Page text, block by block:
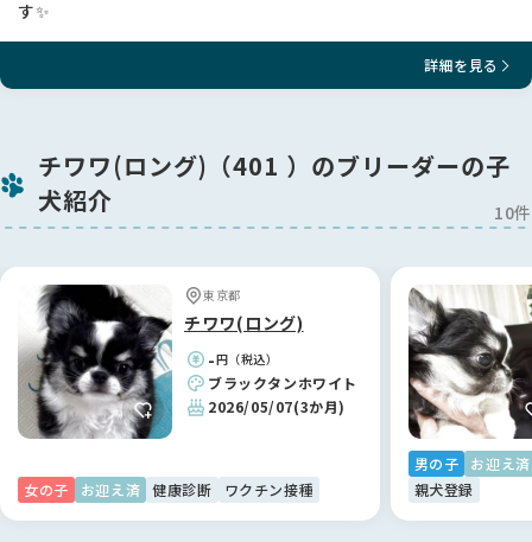
す✨
詳細を見る
チワワ(ロング)（401 ）のブリーダーの子
犬紹介
10件
東京都
チワワ(ロング)
-円（税込）
ブラックタンホワイト
2026/05/07(3か月)
女の子 お迎え済 健康診断 ワクチン接種
男の子
お迎え済
親犬登録